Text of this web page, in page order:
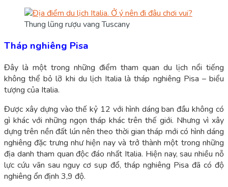
Thung lũng rượu vang Tuscany
Tháp nghiêng Pisa
Đây là một trong những điểm tham quan du lịch nổi tiếng
không thể bỏ lỡ khi du lịch Italia là tháp nghiêng Pisa – biểu
tượng của Italia.
Được xây dựng vào thế kỷ 12 với hình dáng ban đầu không có
gì khác với những ngọn tháp khác trên thế giới. Nhưng vì xây
dựng trên nền đất lún nên theo thời gian tháp mới có hình dáng
nghiêng đặc trưng như hiện nay và trở thành một trong những
địa danh tham quan độc đáo nhất Italia. Hiện nay, sau nhiều nỗ
lực cứu vãn sau nguy cơ sụp đổ, tháp nghiêng Pisa đã có độ
nghiêng ổn định 3,9 độ.